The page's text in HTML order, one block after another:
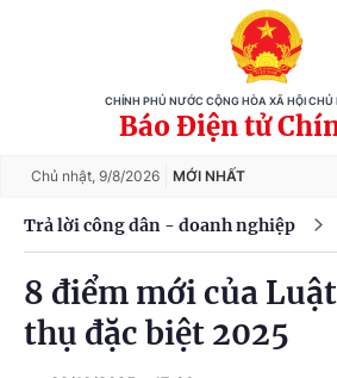
CHÍNH PHỦ NƯỚC CỘNG HÒA XÃ HỘI
Báo Điện tử
Chủ nhật, 9/8/2026 MỚI NHẤT
Trả lời công dân - doanh nghiệp
8 điểm mới của
thụ đặc biệt 2025